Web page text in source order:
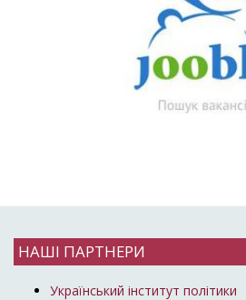
НАШІ ПАРТНЕРИ
Український інститут політики